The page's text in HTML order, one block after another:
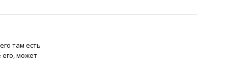
там есть
его, может